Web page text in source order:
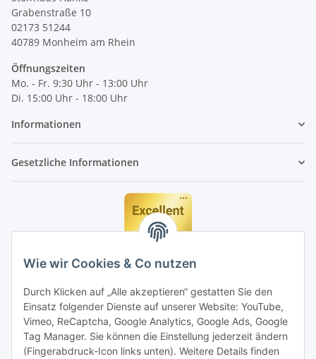
Wie wir Cookies & Co nutzen
Durch Klicken auf „Alle akzeptieren“ gestatten Sie den
Einsatz folgender Dienste auf unserer Website: YouTube,
Vimeo, ReCaptcha, Google Analytics, Google Ads, Google
Tag Manager. Sie können die Einstellung jederzeit ändern
(Fingerabdruck-Icon links unten). Weitere Details finden
Grabenstraße 10
02173 51244
40789 Monheim am Rhein
Öffnungszeiten
Mo. - Fr. 9:30 Uhr - 13:00 Uhr
Di. 15:00 Uhr - 18:00 Uhr
Informationen
Gesetzliche Informationen